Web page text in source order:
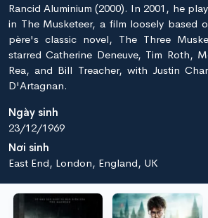
Rancid Aluminium (2000). In 2001, he
in The Musketeer, a film loosely based
père's classic novel, The Three
starred Catherine Deneuve, Tim Roth,
Rea, and Bill Treacher, with Justin
D'Artagnan.
Ngày sinh
23/12/1969
Nơi sinh
East End, London, England, UK